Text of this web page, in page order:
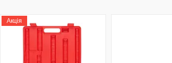
Акція